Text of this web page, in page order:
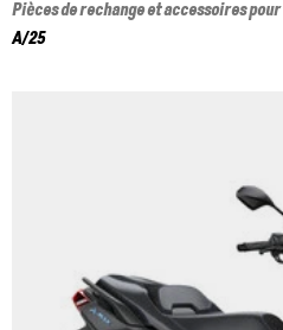
Pièces de rechange et accessoires pour
A/25